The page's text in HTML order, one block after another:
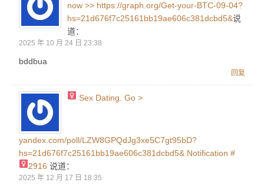
now >> https://graph.org/Get-your-BTC-09-04?
hs=21d676f7c25161bb19ae606c381dcbd5&说
道：
2025 年 10 月 24 日 23:38
bddbua
回复
Sex Dating. Go >
yandex.com/poll/LZW8GPQdJg3xe5C7gt95bD?
hs=21d676f7c25161bb19ae606c381dcbd5& Notification #
2916 ‍说道：
2025 年 12 月 17 日 18:35